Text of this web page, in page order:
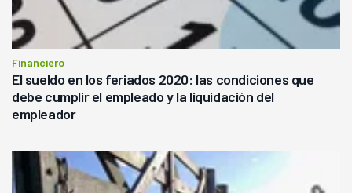
Financiero
El sueldo en los feriados 2020: las condiciones que
debe cumplir el empleado y la liquidación del
empleador